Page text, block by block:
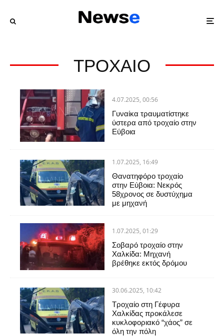
ΤΡΟΧΑΙΟ
4.07.2025, 00:56
Γυναίκα τραυματίστηκε
ύστερα από τροχαίο στην
Εύβοια
1.07.2025, 16:49
Θανατηφόρο τροχαίο
στην Εύβοια: Νεκρός
58χρονος σε δυστύχημα
με μηχανή
1.07.2025, 01:29
Σοβαρό τροχαίο στην
Χαλκίδα: Μηχανή
βρέθηκε εκτός δρόμου
30.06.2025, 10:42
Τροχαίο στη Γέφυρα
Χαλκίδας προκάλεσε
κυκλοφοριακό “χάος” σε
όλη την πόλη